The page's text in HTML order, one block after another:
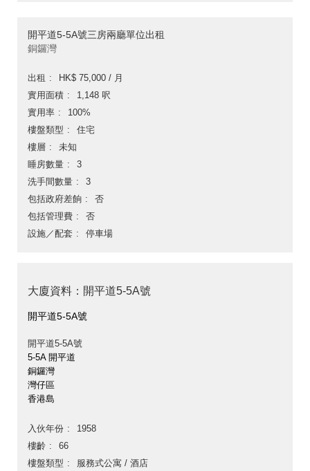
開平道5-5A號三房兩廳單位出租
銅鑼灣
出租
HK$ 75,000 / 月
實用面積
1,148 呎
實用率
100%
樓盤類型
住宅
樓層
未知
睡房數量
3
洗手間數量
3
包括政府差餉
否
包括管理費
否
設施／配套
停車場
大廈資料：開平道5-5A號
開平道5-5A號
開平道5-5A號
5-5A 開平道
銅鑼灣
灣仔區
香港島
入伙年份
1958
樓齡
66
樓盤類型
服務式公寓 / 酒店